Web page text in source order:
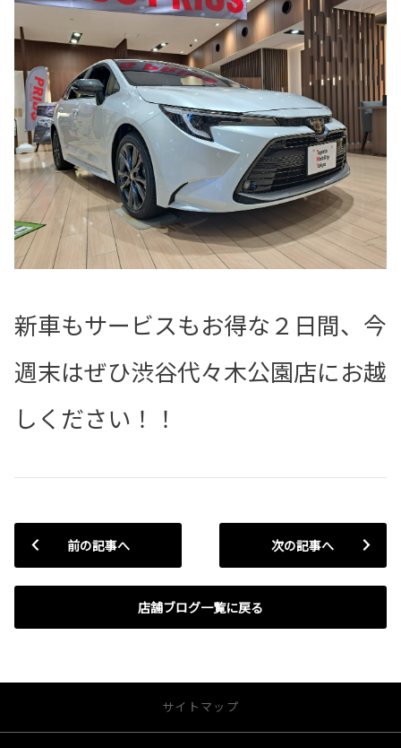
新車もサービスもお得な２日間、今
週末はぜひ渋谷代々木公園店にお越
しください！！
前の記事へ
店舗ブログ一覧に戻る
次の記事へ
サイトマップ